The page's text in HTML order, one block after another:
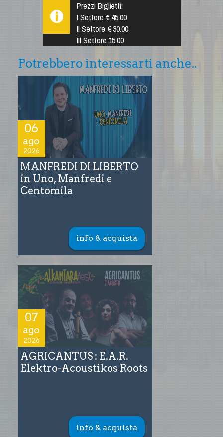
Prezzi Biglietti:
I Settore € 45.00
II Settore € 30.00
III Settore 15.00
Potrebbero interessarti anche..
06
ago
2026
MANFREDI DI LIBERTO
in Uno, Manfredi e
Centomila
info & acquista
07
ago
2026
AGRICANTUS : E.A.R.
Elektro-Acoustikos Roots
info & acquista